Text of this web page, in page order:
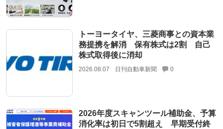
トーヨータイヤ、三菱商事との資本業
務提携を解消 保有株式は2割 自己
株式取得後に消却
2026.08.07 日刊自動車新聞 0
2026年度スキャンツール補助金、予算
消化率は初日で5割超え 早期受付終